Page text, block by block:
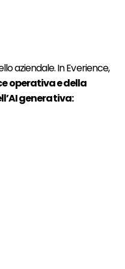
aziendale. In Everience,
operativa e della
generativa: